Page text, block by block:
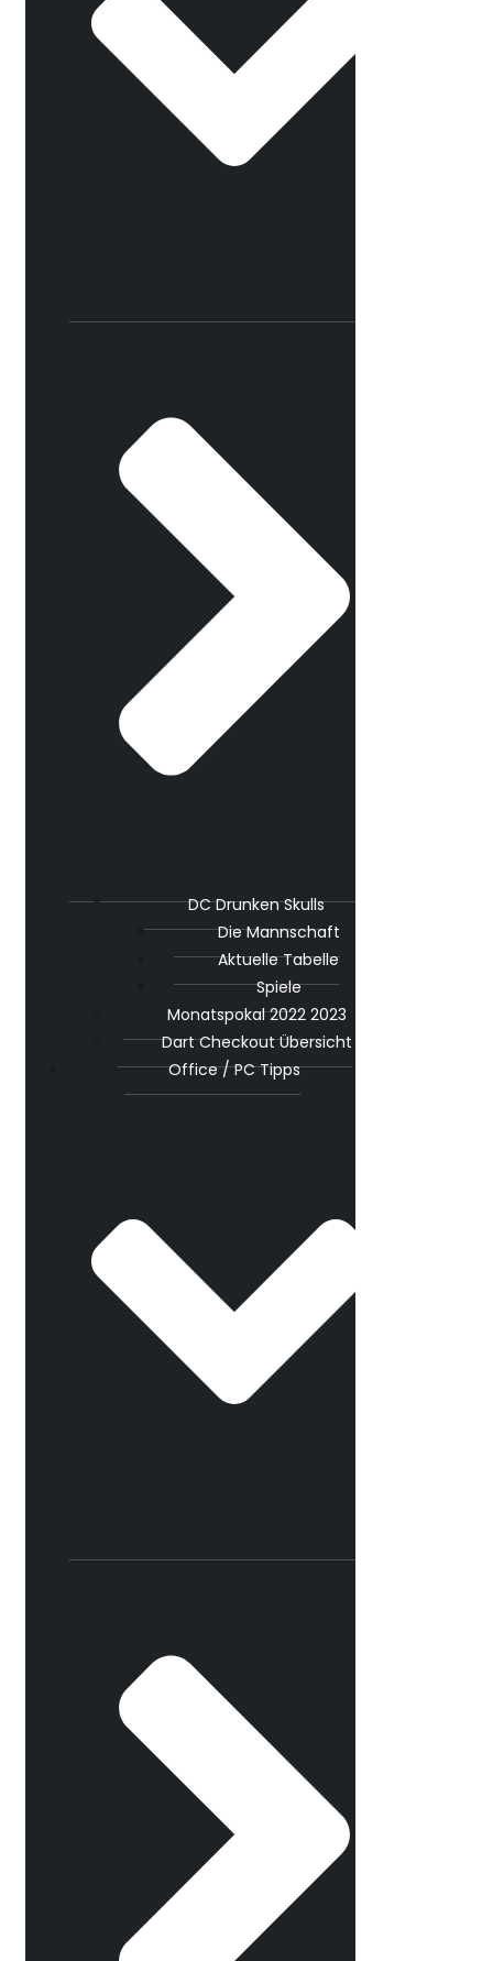
DC Drunken Skulls
Die Mannschaft
Aktuelle Tabelle
Spiele
Monatspokal 2022 2023
Dart Checkout Übersicht
Office / PC Tipps